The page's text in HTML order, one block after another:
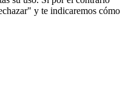
y te indicaremos cómo